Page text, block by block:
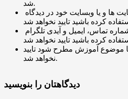
شد.
با موضوع آموزش مطرح شود تایید
نخواهد شد.
دیدگاهتان را بنویسید